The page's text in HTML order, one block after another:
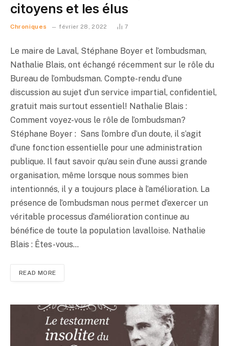
citoyens et les élus
Chroniques février 28, 2022 7
Le maire de Laval, Stéphane Boyer et l’ombudsman,
Nathalie Blais, ont échangé récemment sur le rôle du
Bureau de l’ombudsman. Compte-rendu d’une
discussion au sujet d’un service impartial, confidentiel,
gratuit mais surtout essentiel! Nathalie Blais :
Comment voyez-vous le rôle de l’ombudsman?
Stéphane Boyer : Sans l’ombre d’un doute, il s’agit
d’une fonction essentielle pour une administration
publique. Il faut savoir qu’au sein d’une aussi grande
organisation, même lorsque nous sommes bien
intentionnés, il y a toujours place à l’amélioration. La
présence de l’ombudsman nous permet d’exercer un
véritable processus d’amélioration continue au
bénéfice de toute la population lavalloise. Nathalie
Blais : Êtes-vous…
READ MORE